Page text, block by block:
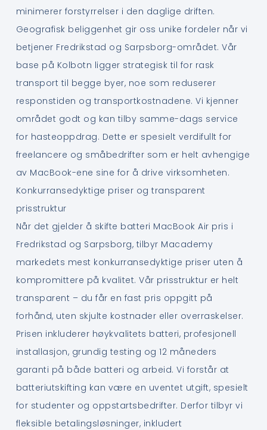
minimerer forstyrrelser i den daglige driften.
Geografisk beliggenhet gir oss unike fordeler når vi
betjener Fredrikstad og Sarpsborg-området. Vår
base på Kolbotn ligger strategisk til for rask
transport til begge byer, noe som reduserer
responstiden og transportkostnadene. Vi kjenner
området godt og kan tilby samme-dags service
for hasteoppdrag. Dette er spesielt verdifullt for
freelancere og småbedrifter som er helt avhengige
av MacBook-ene sine for å drive virksomheten.
Konkurransedyktige priser og transparent
prisstruktur
Når det gjelder å skifte batteri MacBook Air pris i
Fredrikstad og Sarpsborg, tilbyr Macademy
markedets mest konkurransedyktige priser uten å
kompromittere på kvalitet. Vår prisstruktur er helt
transparent – du får en fast pris oppgitt på
forhånd, uten skjulte kostnader eller overraskelser.
Prisen inkluderer høykvalitets batteri, profesjonell
installasjon, grundig testing og 12 måneders
garanti på både batteri og arbeid. Vi forstår at
batteriutskifting kan være en uventet utgift, spesielt
for studenter og oppstartsbedrifter. Derfor tilbyr vi
fleksible betalingsløsninger, inkludert